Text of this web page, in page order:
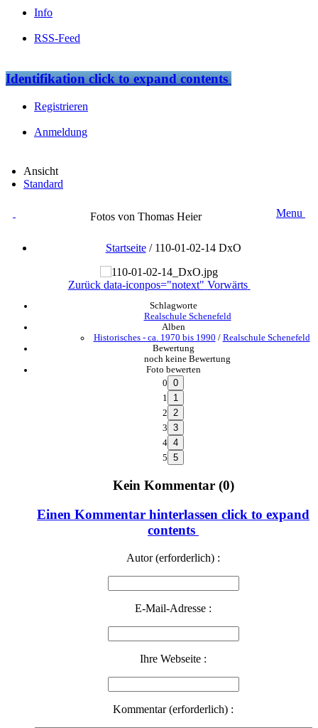
Info
RSS-Feed
Identifikationclick to expand contents
Registrieren
Anmeldung
Ansicht
Standard
Fotos von Thomas Heier Menu
Startseite/ 110-01-02-14 DxO
Zurück data-iconpos="notext" Vorwärts
Schlagworte
Realschule Schenefeld
Alben
Historisches - ca. 1970 bis 1990 / Realschule Schenefeld
Bewertung
noch keine Bewertung
Foto bewerten
0
1
2
3
4
5
Kein Kommentar (0)
Einen Kommentar hinterlassen click to expand
contents
Autor (erforderlich) :
E-Mail-Adresse :
Ihre Webseite :
Kommentar (erforderlich) :